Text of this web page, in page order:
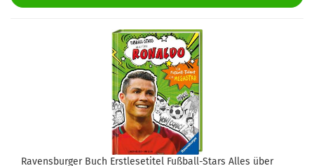
Ravensburger Buch Erstlesetitel Fußball-Stars Alles über